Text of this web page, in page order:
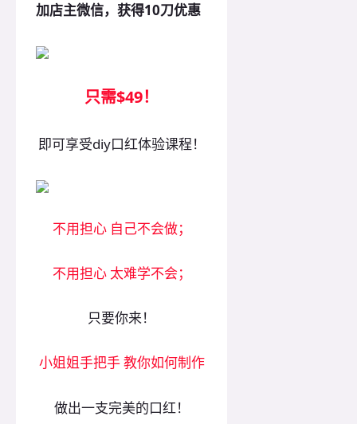
加店主微信，获得10刀优惠
只需$49！
即可享受diy口红体验课程！
不用担心 自己不会做；
不用担心 太难学不会；
只要你来！
小姐姐手把手 教你如何制作
做出一支完美的口红！